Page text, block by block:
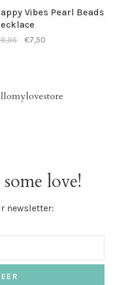
Vibes Pearl Beads
€7,50
love!
newsletter: